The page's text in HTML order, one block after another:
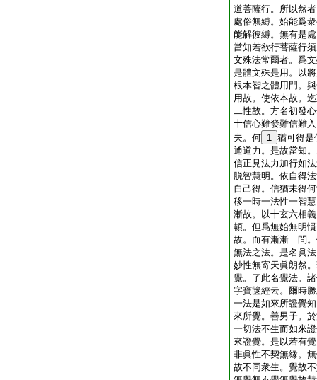
道菩薩行。所以然
處俗無縛。始能爲
能解彼縛。無有是
當知若欲行菩薩行
文殊法常爾者。爲
是體文殊是用。以
根本智之體用門。
用故。使依本故。
二性故。方名初發
十信心難發難信難
夫。何 1 猶可得是
通道力。是故當知
信正見法力加行如
脱智慧明。依自得
自己得。信猶未得
移一時一法性一智
漸故。以十玄六相
頓。但爲無始無明
故。而有漸漸 問。
無法之法。是名眞
妙性無寄天眞朗然
覺。了此名覺法。
字寶篋經云。爾時
一法是如來所證覺
來所覺。善男子。
一切法不生而如來
來證覺。是以若有
非眞性不契無縁。
故不同衆生。覺故